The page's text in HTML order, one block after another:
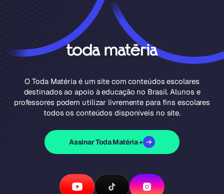
O Toda Matéria é um site com conteúdos escolares
destinados ao apoio à educação no Brasil. Alunos e
professores podem utilizar livremente para fins escolares
todos os conteúdos disponíveis no site.
Assinar Toda Matéria +